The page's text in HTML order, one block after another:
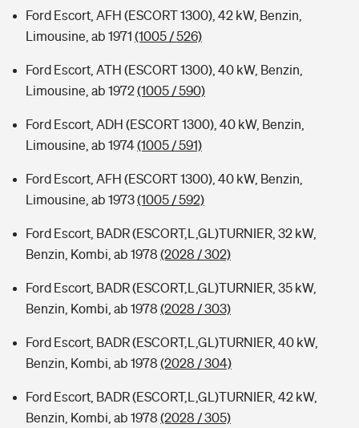
Ford Escort, AFH (ESCORT 1300), 42 kW, Benzin,
Limousine, ab 1971 (1005 / 526)
Ford Escort, ATH (ESCORT 1300), 40 kW, Benzin,
Limousine, ab 1972(1005 / 590)
Ford Escort, ADH (ESCORT 1300), 40 kW, Benzin,
Limousine, ab 1974(1005 / 591)
Ford Escort, AFH (ESCORT 1300), 40 kW, Benzin,
Limousine, ab 1973(1005 / 592)
Ford Escort, BADR (ESCORT,L,GL)TURNIER, 32 kW,
Benzin, Kombi, ab 1978 (2028 / 302)
Ford Escort, BADR (ESCORT,L,GL)TURNIER, 35 kW,
Benzin, Kombi, ab 1978 (2028 / 303)
Ford Escort, BADR (ESCORT,L,GL)TURNIER, 40 kW,
Benzin, Kombi, ab 1978 (2028 / 304)
Ford Escort, BADR (ESCORT,L,GL)TURNIER, 42 kW,
Benzin, Kombi, ab 1978 (2028 / 305)